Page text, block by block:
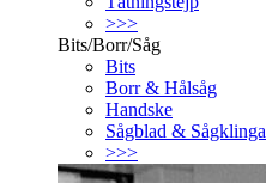
>>>
Bits/Borr/Såg
Bits
Borr & Hålsåg
Handske
Sågblad & Sågklinga
>>>